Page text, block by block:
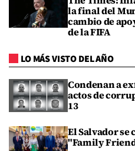
la final del
cambio de
de la FIFA
LO MÁS VISTO DEL AÑO
Condenan a
actos de
13
El Salvador
"Family